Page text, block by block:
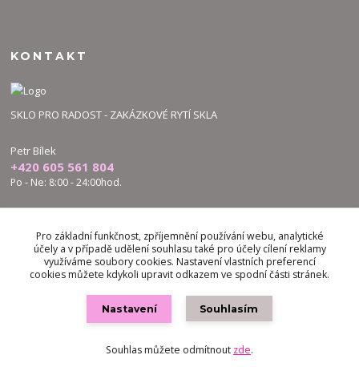
KONTAKT
SKLO PRO RADOST - ZAKÁZKOVÉ RYTÍ SKLA
Petr Bílek
+420 605 561 804
Po - Ne: 8:00 - 24:00hod.
bilek.petr@skloproradost.cz
Pro základní funkčnost, zpříjemnění používání webu, analytické
účely a v případě udělení souhlasu také pro účely cílení reklamy
využíváme soubory cookies. Nastavení vlastních preferencí
cookies můžete kdykoli upravit odkazem ve spodní části stránek.
Nastavení Souhlasím
Souhlas můžete odmítnout zde.